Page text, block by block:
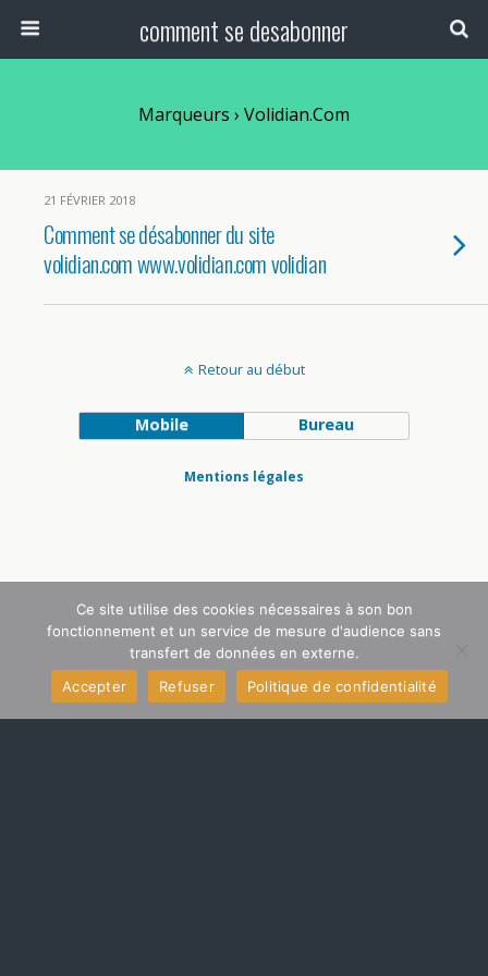
comment se desabonner
Marqueurs › Volidian.com
21 FÉVRIER 2018
Comment se désabonner du site
volidian.com www.volidian.com volidian
Retour au début
Mobile Bureau
Mentions légales
Ce site utilise des cookies nécessaires à son bon
fonctionnement et un service de mesure d'audience sans
transfert de données en externe.
Accepter
Refuser Politique de confidentialité